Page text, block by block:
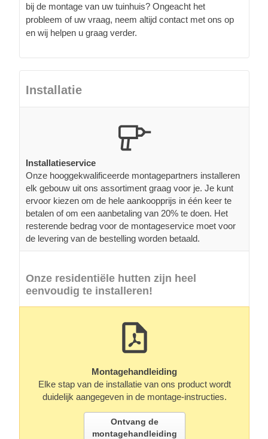
bij de montage van uw tuinhuis? Ongeacht het
probleem of uw vraag, neem altijd contact met ons op
en wij helpen u graag verder.
Installatie
Installatieservice
Onze hooggekwalificeerde montagepartners installeren
elk gebouw uit ons assortiment graag voor je. Je kunt
ervoor kiezen om de hele aankoopprijs in één keer te
betalen of om een aanbetaling van 20% te doen. Het
resterende bedrag voor de montageservice moet voor
de levering van de bestelling worden betaald.
Onze residentiële hutten zijn heel
eenvoudig te installeren!
Montagehandleiding
Elke stap van de installatie van ons product wordt
duidelijk aangegeven in de montage-instructies.
Ontvang de
montagehandleiding